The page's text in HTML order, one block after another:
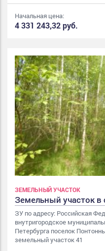
Начальная цена:
4 331 243,32 руб.
ЗЕМЕЛЬНЫЙ УЧАСТОК
Земельный участок
ЗУ по адресу: Российская
внутригородское
Петербурга поселок
земельный участок 41